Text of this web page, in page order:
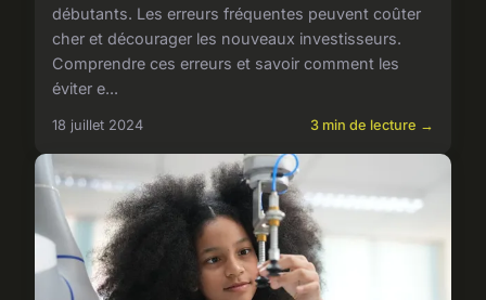
débutants. Les erreurs fréquentes peuvent coûter
cher et décourager les nouveaux investisseurs.
Comprendre ces erreurs et savoir comment les
éviter e...
18 juillet 2024 3 min de lecture →